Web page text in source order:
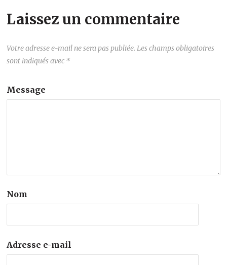
Laissez un commentaire
Votre adresse e-mail ne sera pas publiée. Les champs obligatoires
sont indiqués avec *
Message
Nom
Adresse e-mail